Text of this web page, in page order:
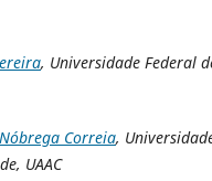
, Universidade Federal
Correia,
UAAC